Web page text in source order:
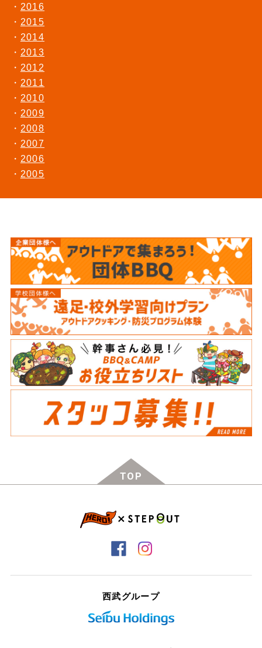
2016
2015
2014
2013
2012
2011
2010
2009
2008
2007
2006
2005
TOP
西武グループ